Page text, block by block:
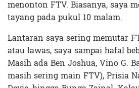
menonton FTV. Biasanya, saya
tayang pada pukul 10 malam.
Lantaran saya sering memutar
atau lawas, saya sampai hafal
Masih ada Ben Joshua, Vino G.
masih sering main FTV), Prisia